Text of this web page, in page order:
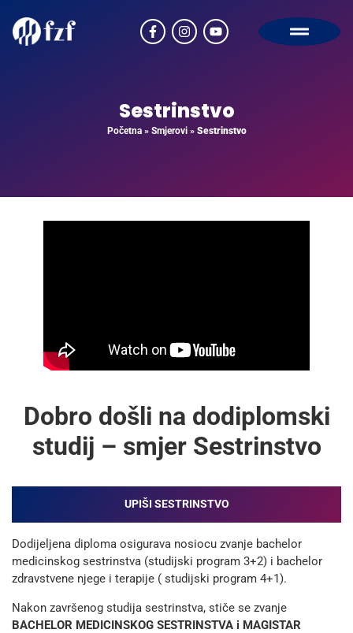
Sestrinstvo
Početna» Smjerovi» Sestrinstvo
Dobro došli na dodiplomski
studij – smjer Sestrinstvo
UPIŠI SESTRINSTVO
Dodijeljena diploma osigurava nosiocu zvanje bachelor
medicinskog sestrinstva (studijski program 3+2) i bachelor
zdravstvene njege i terapije ( studijski program 4+1).
Nakon završenog studija sestrinstva, stiče se zvanje
BACHELOR MEDICINSKOG SESTRINSTVA i MAGISTAR